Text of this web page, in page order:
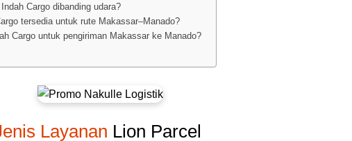
Cargo dibanding udara?
tersedia untuk rute Makassar–Manado?
Cargo untuk pengiriman Makassar ke Manado?
Layanan Lion Parcel